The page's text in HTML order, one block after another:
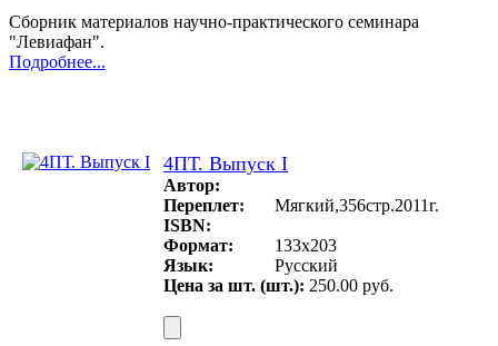
Сборник материалов научно-практического семинара
"Левиафан".
Подробнее...
4ПТ. Выпуск I
Автор:
Переплет:
Мягкий,356стр.2011г.
ISBN:
Формат:
133x203
Язык:
Русский
Цена за шт. (шт.): 250.00 руб.